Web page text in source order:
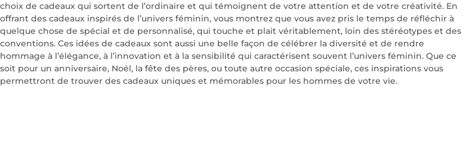
choix de cadeaux qui sortent de l’ordinaire et qui témoignent de votre attention et de votre créativité. En
offrant des cadeaux inspirés de l’univers féminin, vous montrez que vous avez pris le temps de réfléchir à
quelque chose de spécial et de personnalisé, qui touche et plait véritablement, loin des stéréotypes et des
conventions. Ces idées de cadeaux sont aussi une belle façon de célébrer la diversité et de rendre
hommage à l’élégance, à l’innovation et à la sensibilité qui caractérisent souvent l’univers féminin. Que ce
soit pour un anniversaire, Noël, la fête des pères, ou toute autre occasion spéciale, ces inspirations vous
permettront de trouver des cadeaux uniques et mémorables pour les hommes de votre vie.